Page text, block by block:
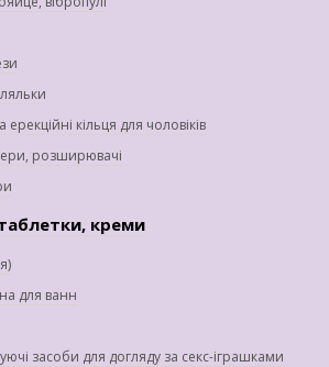
кільця для чоловіків
розширювачі
креми
для ванн
засоби для догляду за секс-іграшками